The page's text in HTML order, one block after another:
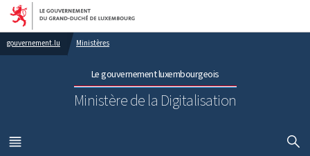
Aller au menu principal
Aller au contenu
gouvernement.lu Ministères
Le gouvernement luxembourgeois
Ministère de la Digitalisation
MENU
PRINCIPAL